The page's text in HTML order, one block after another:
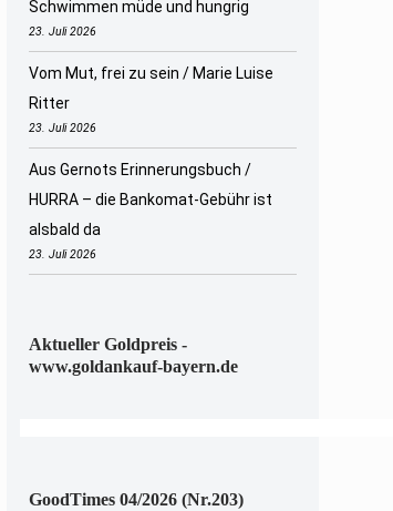
Schwimmen müde und hungrig
23. Juli 2026
Vom Mut, frei zu sein / Marie Luise
Ritter
23. Juli 2026
Aus Gernots Erinnerungsbuch /
HURRA – die Bankomat-Gebühr ist
alsbald da
23. Juli 2026
Aktueller Goldpreis -
www.goldankauf-bayern.de
GoodTimes 04/2026 (Nr.203)